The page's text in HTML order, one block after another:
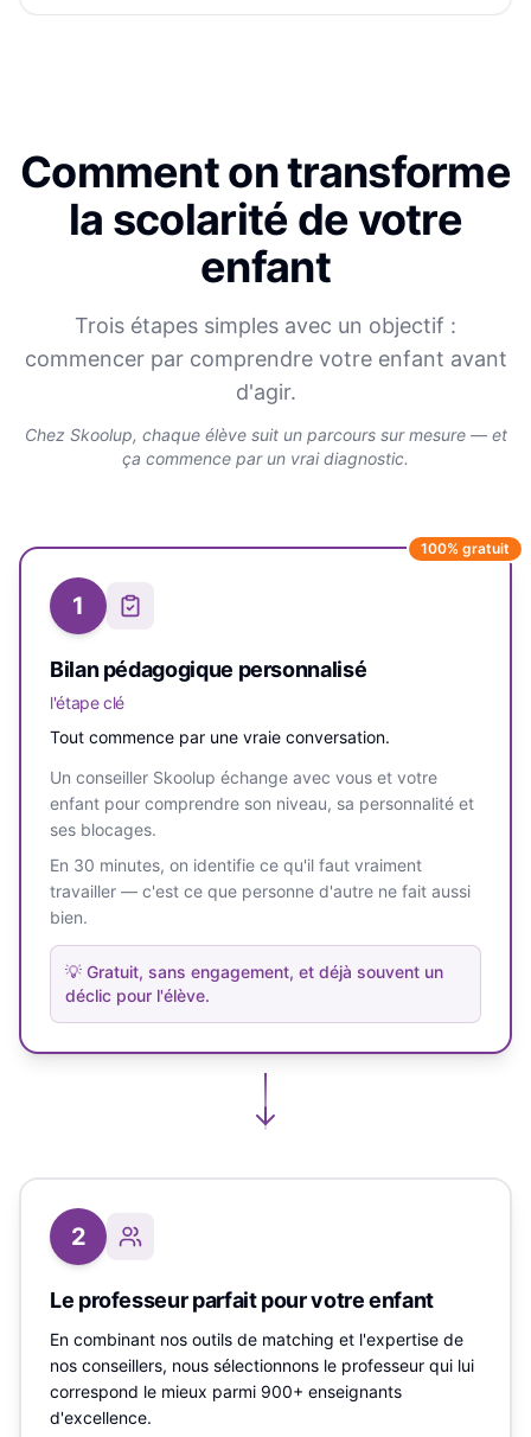
Comment on transforme
la scolarité de votre
enfant
Trois étapes simples avec un objectif :
commencer par comprendre votre enfant avant
d'agir.
Chez Skoolup, chaque élève suit un parcours sur mesure — et
ça commence par un vrai diagnostic.
100% gratuit
1
Bilan pédagogique personnalisé
l'étape clé
Tout commence par une vraie conversation.
Un conseiller Skoolup échange avec vous et votre
enfant pour comprendre son niveau, sa personnalité et
ses blocages.
En 30 minutes, on identifie ce qu'il faut vraiment
travailler — c'est ce que personne d'autre ne fait aussi
bien.
💡 Gratuit, sans engagement, et déjà souvent un
déclic pour l'élève.
2
Le professeur parfait pour votre enfant
En combinant nos outils de matching et l'expertise de
nos conseillers, nous sélectionnons le professeur qui lui
correspond le mieux parmi 900+ enseignants
d'excellence.